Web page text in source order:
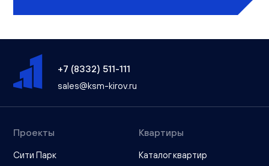
+7 (8332) 511-111
sales@ksm-kirov.ru
Проекты
Сити Парк
Квартиры
Каталог квартир